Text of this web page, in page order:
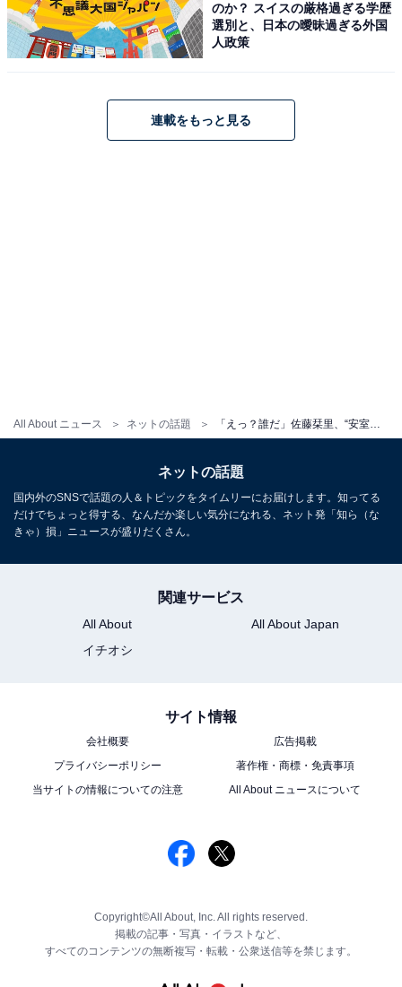
All About ニュース ネットの話題
のか？ スイスの厳格過ぎる学歴
選別と、日本の曖昧過ぎる外国
人政策
連載をもっと見る
ネットの話題
国内外のSNSで話題の人＆トピックをタイムリーにお届けします。知ってる
だけでちょっと得する、なんだか楽しい気分になれる、ネット発「知ら（な
きゃ）損」ニュースが盛りだくさん。
関連サービス
All About
All About Japan
イチオシ
サイト情報
会社概要
広告掲載
プライバシーポリシー
著作権・商標・免責事項
当サイトの情報についての注意
All About ニュースについて
Copyright©All About, Inc. All rights reserved.
掲載の記事・写真・イラストなど、
すべてのコンテンツの無断複写・転載・公衆送信等を禁じます。